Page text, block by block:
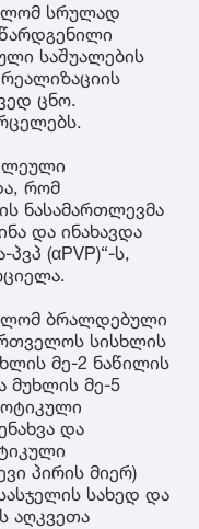
სრულად
საშუალების
ცნო.
რომ
ნასამართლევმა
და ინახავდა
(αPVP)“-ს,
ბრალდებული
სისხლის
მე-2 ნაწილის
მუხლის მე-5
და
პირის მიერ)
სახედ და
აღკვეთა